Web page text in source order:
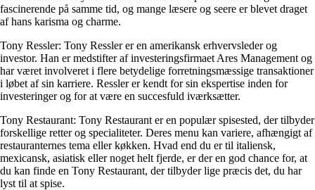
fascinerende på samme tid, og mange læsere og seere er blevet draget
af hans karisma og charme.
Tony Ressler: Tony Ressler er en amerikansk erhvervsleder og
investor. Han er medstifter af investeringsfirmaet Ares Management og
har været involveret i flere betydelige forretningsmæssige transaktioner
i løbet af sin karriere. Ressler er kendt for sin ekspertise inden for
investeringer og for at være en succesfuld iværksætter.
Tony Restaurant: Tony Restaurant er en populær spisested, der tilbyder
forskellige retter og specialiteter. Deres menu kan variere, afhængigt af
restauranternes tema eller køkken. Hvad end du er til italiensk,
mexicansk, asiatisk eller noget helt fjerde, er der en god chance for, at
du kan finde en Tony Restaurant, der tilbyder lige præcis det, du har
lyst til at spise.